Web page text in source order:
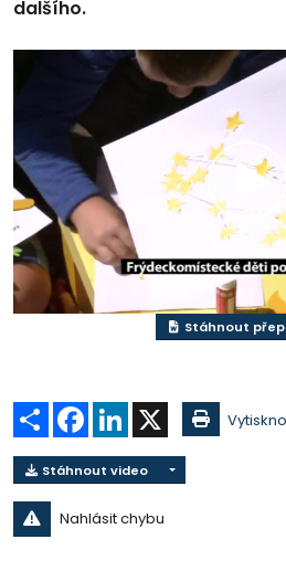
dalšího.
Stáhnout
Sdílet Facebook
LinkedIn
Stáhnout video
Nahlásit chybu